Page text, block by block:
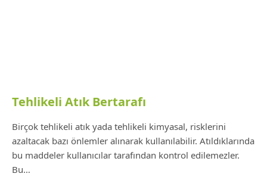
Tehlikeli Atık Bertarafı
Birçok tehlikeli atık yada tehlikeli kimyasal, risklerini
azaltacak bazı önlemler alınarak kullanılabilir. Atıldıklarında
bu maddeler kullanıcılar tarafından kontrol edilemezler.
Bu…